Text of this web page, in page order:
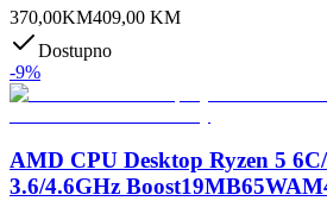
370,00KM409,00 KM
Dostupno
-9%
AMD CPU Desktop Ryzen 5
3.6/4.6GHz